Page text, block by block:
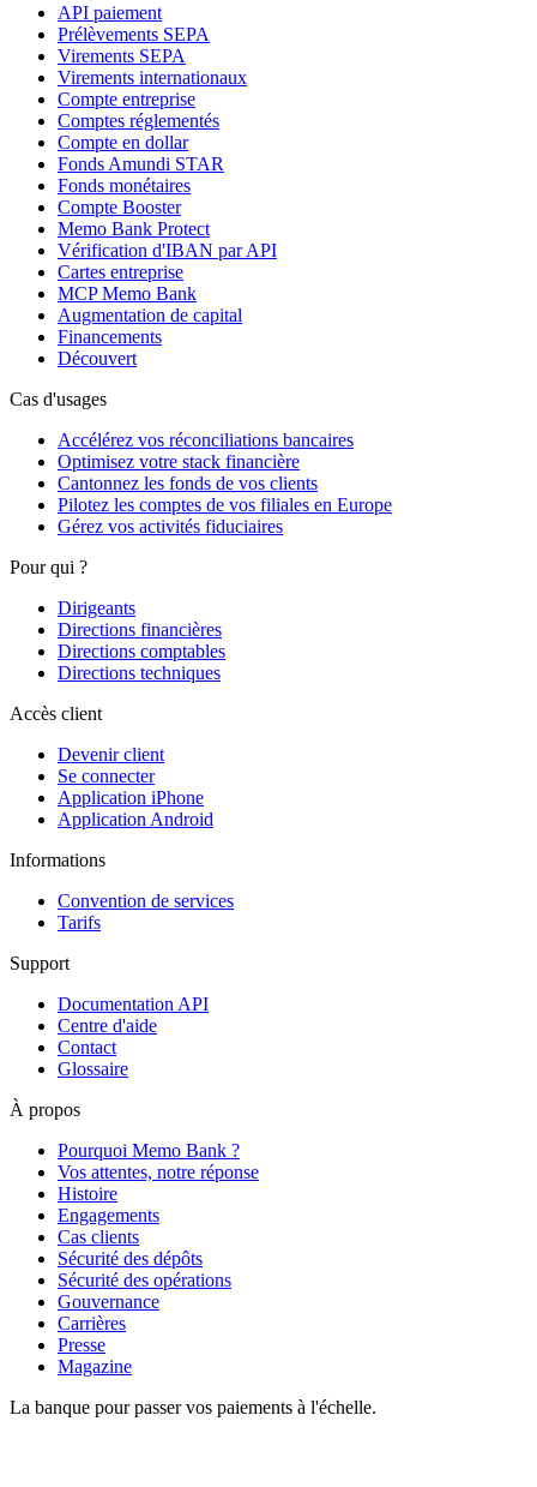
API paiement
Prélèvements SEPA
Virements SEPA
Virements internationaux
Compte entreprise
Comptes réglementés
Compte en dollar
Fonds Amundi STAR
Fonds monétaires
Compte Booster
Memo Bank Protect
Vérification d'IBAN par API
Cartes entreprise
MCP Memo Bank
Augmentation de capital
Financements
Découvert
Cas d'usages
Accélérez vos réconciliations bancaires
Optimisez votre stack financière
Cantonnez les fonds de vos clients
Pilotez les comptes de vos filiales en Europe
Gérez vos activités fiduciaires
Pour qui ?
Dirigeants
Directions financières
Directions comptables
Directions techniques
Accès client
Devenir client
Se connecter
Application iPhone
Application Android
Informations
Convention de services
Tarifs
Support
Documentation API
Centre d'aide
Contact
Glossaire
À propos
Pourquoi Memo Bank ?
Vos attentes, notre réponse
Histoire
Engagements
Cas clients
Sécurité des dépôts
Sécurité des opérations
Gouvernance
Carrières
Presse
Magazine
La banque pour passer vos paiements à l'échelle.